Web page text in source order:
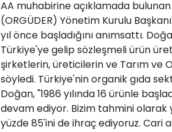
AA muhabirine açıklamada
(ORGÜDER) Yönetim Kurulu
yıl önce başladığını anımsattı.
Türkiye'ye gelip sözleşmeli ürün
şirketlerin, üreticilerin ve Tarım ve
söyledi. Türkiye'nin organik gıda
Doğan, "1986 yılında 16 ürünle
devam ediyor. Bizim tahmini olarak
yüzde 85'ini de ihraç ediyoruz. Cari